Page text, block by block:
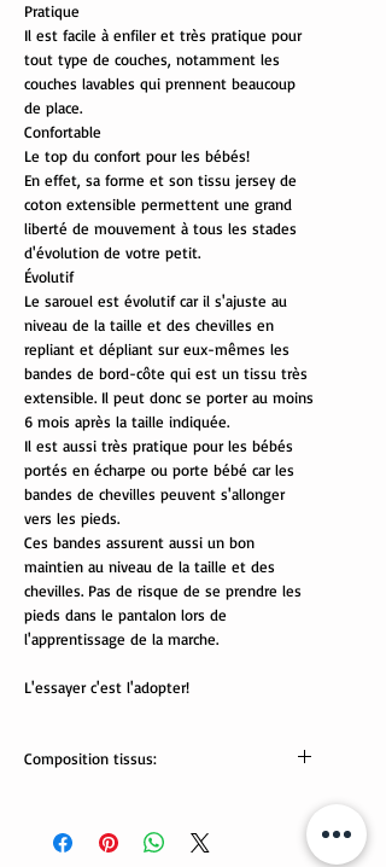
Pratique
Il est facile à enfiler et très pratique pour
tout type de couches, notamment les
couches lavables qui prennent beaucoup
de place.
Confortable
Le top du confort pour les bébés!
En effet, sa forme et son tissu jersey de
coton extensible permettent une grand
liberté de mouvement à tous les stades
d'évolution de votre petit.
Évolutif
Le sarouel est évolutif car il s'ajuste au
niveau de la taille et des chevilles en
repliant et dépliant sur eux-mêmes les
bandes de bord-côte qui est un tissu très
extensible. Il peut donc se porter au moins
6 mois après la taille indiquée.
Il est aussi très pratique pour les bébés
portés en écharpe ou porte bébé car les
bandes de chevilles peuvent s'allonger
vers les pieds.
Ces bandes assurent aussi un bon
maintien au niveau de la taille et des
chevilles. Pas de risque de se prendre les
pieds dans le pantalon lors de
l'apprentissage de la marche.
L'essayer c'est l'adopter!
Composition tissus:
élasthanne